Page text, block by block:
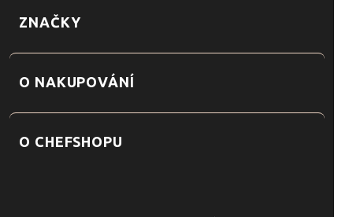
ZNAČKY
O NAKUPOVÁNÍ
O CHEFSHOPU